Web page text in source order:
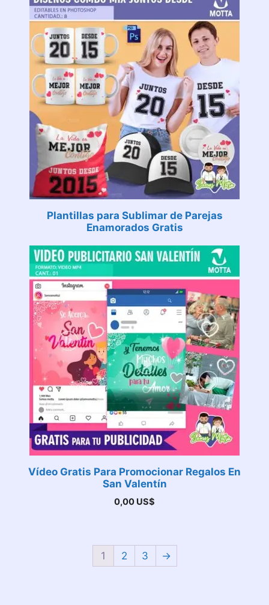
Plantillas para Sublimar de Parejas
Enamorados Gratis
Vídeo Gratis Para Promocionar Regalos En
San Valentín
0,00 US$
1 2 3 →